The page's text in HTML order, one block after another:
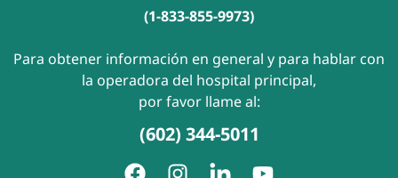
(1-833-855-9973)
Para obtener información en general y para hablar con
la operadora del hospital principal,
por favor llame al:
(602) 344-5011